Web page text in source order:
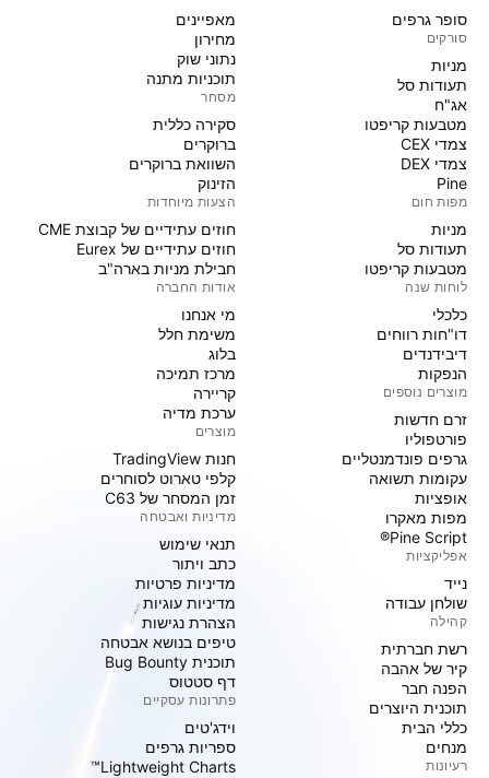
סופר גרפים
סורקים
מניות‏
תעודות סל
אג"ח
מטבעות קריפטו
צמדי CEX
צמדי DEX
Pine
מפות חום
מניות‏
תעודות סל
מטבעות קריפטו
לוחות שנה
כלכלי
דו"חות רווחים
דיבידנדים
הנפקות
מוצרים נוספים
זרם חדשות
פורטפוליו
גרפים פונדמנטליים
עקומות תשואה
אופציות
מפות מאקרו
Pine Script®
אפליקציות
נייד
שולחן עבודה
קהילה
רשת חברתית
קיר של אהבה
הפנה חבר
תוכנית היוצרים
כללי הבית
מנחים
רעיונות
מאפיינים
מחירון
נתוני שוק
תוכניות מתנה
מסחר
סקירה כללית
ברוקרים
השוואת ברוקרים
הזינוק
הצעות מיוחדות
חוזים עתידיים של קבוצת CME
חוזים עתידיים של Eurex
חבילת מניות בארה"ב
אודות החברה
מי אנחנו
משימת חלל
בלוג
מרכז תמיכה
קריירה
ערכת מדיה
מוצרים
חנות TradingView
קלפי טארוט לסוחרים
זמן המסחר של C63
מדיניות ואבטחה
תנאי שימוש
כתב ויתור
מדיניות פרטיות
מדיניות עוגיות
הצהרת נגישות
טיפים בנושא אבטחה
תוכנית Bug Bounty
דף סטטוס
פתרונות עסקיים
וידג'טים
ספריות גרפים
Lightweight Charts™